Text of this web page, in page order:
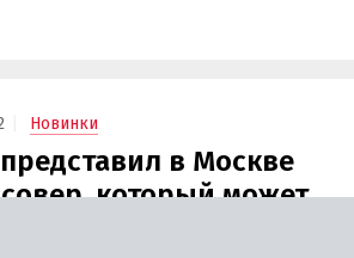
Новинки
в Москве
который может